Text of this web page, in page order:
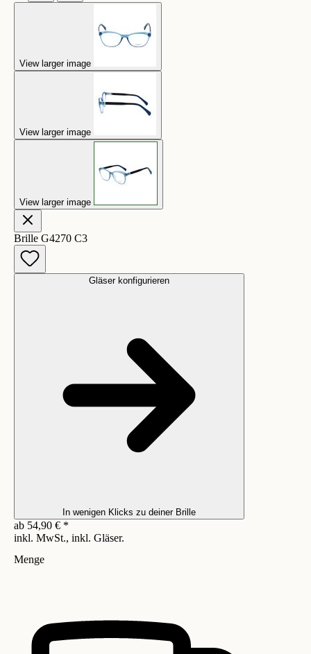
View larger image
View larger image
View larger image
Brille G4270 C3
Gläser konfigurieren
In wenigen Klicks zu deiner Brille
ab 54,90 € *
inkl. MwSt., inkl. Gläser.
Menge